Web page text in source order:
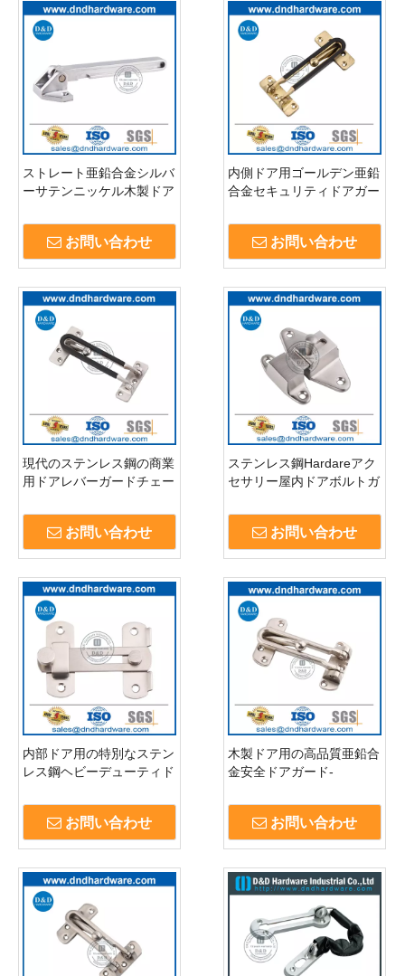
ストレート亜鉛合金シルバ
ーサテンニッケル木製ドア
お問い合わせ
内側ドア用ゴールデン亜鉛
合金セキュリティドアガー
お問い合わせ
現代のステンレス鋼の商業
用ドアレバーガードチェー
お問い合わせ
ステンレス鋼Hardareアク
セサリー屋内ドアボルトガ
お問い合わせ
内部ドア用の特別なステン
レス鋼ヘビーデューティド
お問い合わせ
木製ドア用の高品質亜鉛合
金安全ドアガード-
お問い合わせ